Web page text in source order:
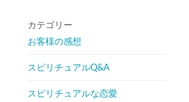
カテゴリー
お客様の感想
スピリチュアルQ&A
スピリチュアルな恋愛